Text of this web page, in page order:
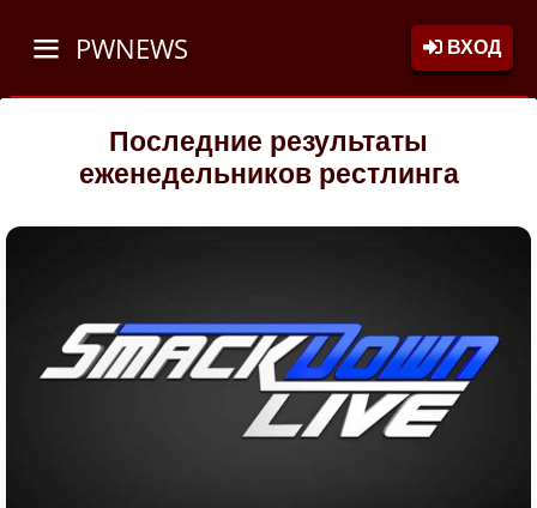
PWNEWS ВХОД
Последние результаты
еженедельников рестлинга